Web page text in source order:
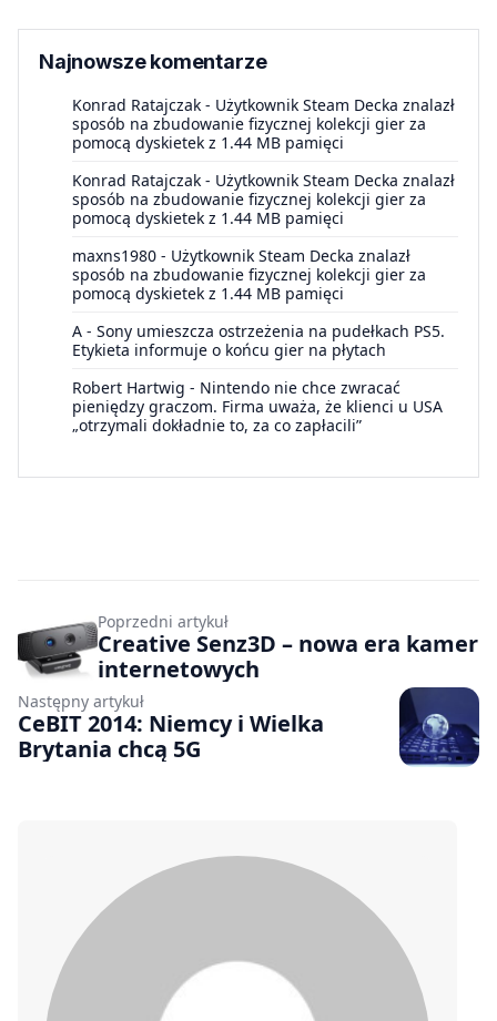
Najnowsze komentarze
Konrad Ratajczak - Użytkownik Steam Decka znalazł
sposób na zbudowanie fizycznej kolekcji gier za
pomocą dyskietek z 1.44 MB pamięci
Konrad Ratajczak - Użytkownik Steam Decka znalazł
sposób na zbudowanie fizycznej kolekcji gier za
pomocą dyskietek z 1.44 MB pamięci
maxns1980 - Użytkownik Steam Decka znalazł
sposób na zbudowanie fizycznej kolekcji gier za
pomocą dyskietek z 1.44 MB pamięci
A - Sony umieszcza ostrzeżenia na pudełkach PS5.
Etykieta informuje o końcu gier na płytach
Robert Hartwig - Nintendo nie chce zwracać
pieniędzy graczom. Firma uważa, że klienci u USA
„otrzymali dokładnie to, za co zapłacili”
Poprzedni artykuł
Creative Senz3D – nowa era kamer
internetowych
Następny artykuł
CeBIT 2014: Niemcy i Wielka
Brytania chcą 5G